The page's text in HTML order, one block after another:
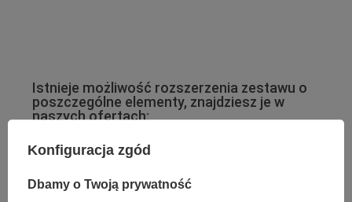
Istnieje możliwość rozszerzenia zestawu o
poszczególne elementy, znajdziesz je w
naszych ofertach:
Rozbudowy pamięci RAM-
Elektronika /
Rozbudowy dysku twardego lub
Konfiguracja zgód
Dbamy o Twoją prywatność